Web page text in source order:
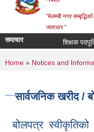
"मेलम्ची नगर
जलाधार "
समाचार शिक्षक पदपूर्तिका
You are here
Home » Notices and
सार्वजनिक खरीद /
बोलपत्र